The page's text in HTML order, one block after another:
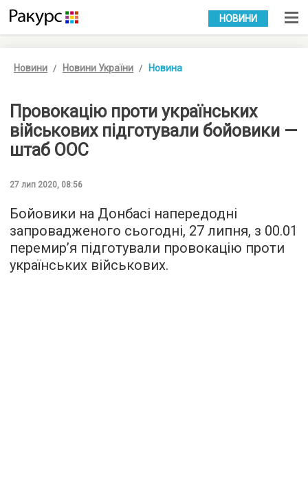
УКР РУС
НОВИНИ
Новини Новини України Новина
Провокацію проти українських
військових підготували бойовики —
штаб ООС
27 лип 2020, 08:56
Бойовики на Донбасі напередодні
запровадженого сьогодні, 27 липня, з 00.01
перемир’я підготували провокацію проти
українських військових.